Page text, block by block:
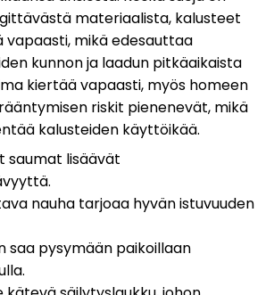
materiaalista, kalusteet
mikä edesauttaa
kunnon ja laadun pitkäaikaista
kiertää vapaasti, myös homeen
riskit pienenevät, mikä
kalusteiden käyttöikää.
saumat lisäävät
nauha tarjoaa hyvän istuvuuden
saa pysymään paikoillaan